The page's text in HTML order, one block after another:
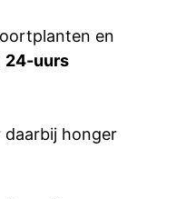
en
24-uurs
daarbij honger